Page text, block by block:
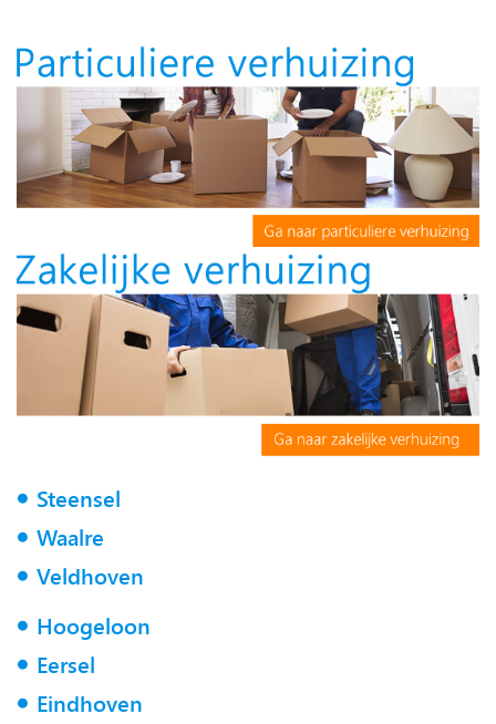
Steensel
Waalre
Veldhoven
Hoogeloon
Eersel
Eindhoven